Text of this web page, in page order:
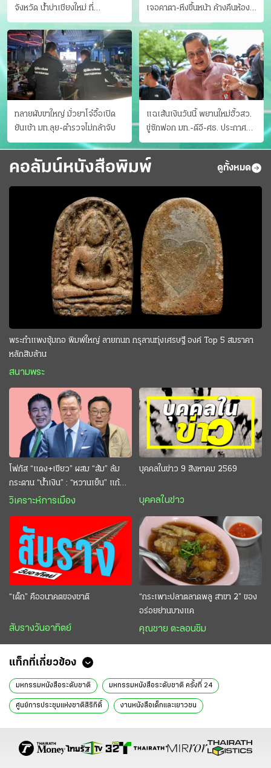
จังหวัด นํ้าบ่าเชียงใหม่ ที่
แม่ฮ่องสอน ซัดสะพานขาด
เจอคาตา-หึงขึ้นหน้า ค้างคืนห้อง
แฟนสาว
ทลายผับขาใหญ่ มั่วยาโจ๋อื้อเปิด
ยันเช้า มท.ลุย-ตำรวจไม่กล้าจับ
แฉเส้นเงินวันนี้ พยานใหม่ฮั้วสว.
ขู่ซักฟอก มท.-ดีอี-ศธ. ประกาศ
บัญชีท้องถิ่น
คอลัมน์หนังสือพิมพ์ ดูทั้งหมด
พระกำแพงซุ้มกอ พิมพ์ใหญ่ ลายกนก กรุลานทุ่งเศรษฐี องค์ Top 5 สมราคา
หลักสิบล้าน
สนามพระ
โฟกัส “แดง+เขียว” ผสม “ส้ม” ล้ม
กระดาน “นํ้าเงิน” : “หวานเย็น” แก้
กระหาย “อนุทิน” ดักตีกินสบาย
วิเคราะห์การเมือง
บุคคลในข่าว 9 สิงหาคม 2569
บุคคลในข่าว
“เด็ก” คืออนาคตของชาติ
สับรางวันอาทิตย์
“กระเพาะปลาตลาดพลู สาขา 2” ของ
อร่อยย่านบางแค
คุณชาย ตะลอนชิม
แท็กที่เกี่ยวข้อง
มหกรรมหนังสือระดับชาติ มหกรรมหนังสือระดับชาติ ครั้งที่ 24
ศูนย์การประชุมแห่งชาติสิริกิติ์ งานหนังสือเด็กและเยาวชน
การศึกษา